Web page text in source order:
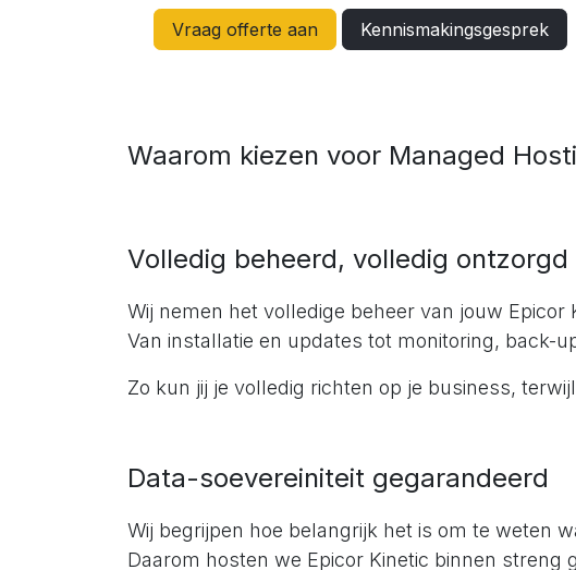
Vraag offerte aan Kennismakingsgesprek
Waarom kiezen voor Managed
Volledig beheerd, volledig ontzorgd
Wij nemen het volledige beheer van jouw Epicor
Van installatie en updates tot monitoring, back-
Zo kun jij je volledig richten op je business,
Data-soevereiniteit gegarandeerd
Wij begrijpen hoe belangrijk het is om te weten
Daarom hosten we Epicor Kinetic binnen